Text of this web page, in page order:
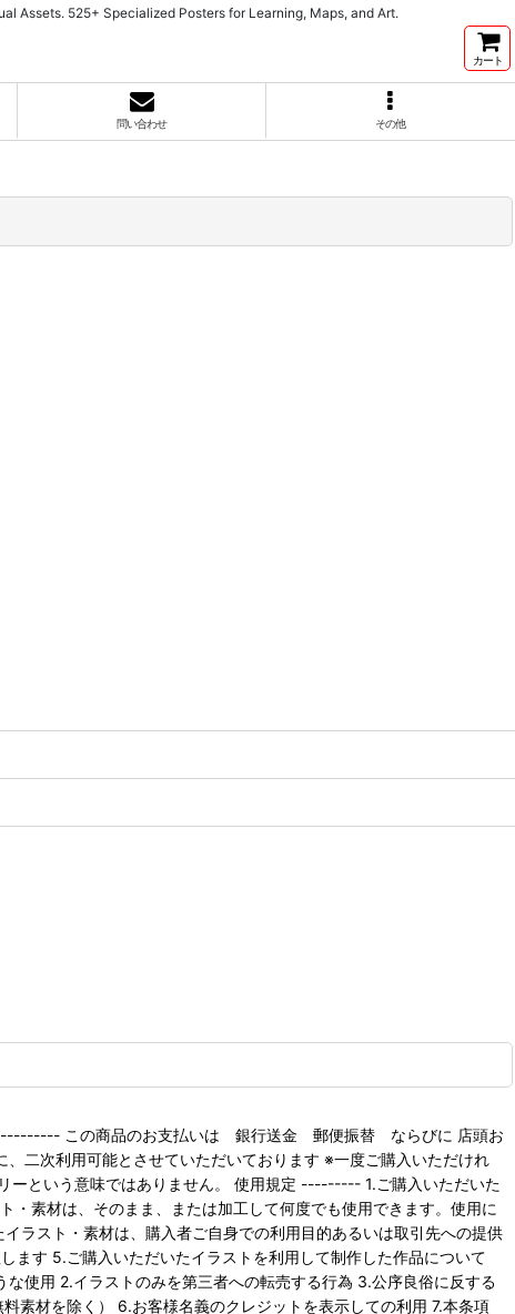
Assets. 525+ Specialized Posters for Learning, Maps, and Art.
カート
問い合わせ その他
この商品のお支払いは 銀行送金 郵便振替 ならびに 店頭お
次利用可能とさせていただいております ※一度ご購入いただけれ
ーという意味ではありません。 使用規定 --------- 1.ご購入いただいた
素材は、そのまま、または加工して何度でも使用できます。使用に
スト・素材は、購入者ご自身での利用目的あるいは取引先への提供
ます 5.ご購入いただいたイラストを利用して制作した作品について
使用 2.イラストのみを第三者への転売する行為 3.公序良俗に反する
素材を除く） 6.お客様名義のクレジットを表示しての利用 7.本条項